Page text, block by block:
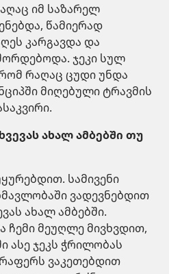
იმ საზარელ
წამიერად
კარგავდა და
ჯეკი სულ
რაღაც ცუდი უნდა
მიღებული ტრავმის
ახალ ამბებში თუ
სამივენი
ვადევნებდით
ახალ ამბებში.
ჩემი მეუღლე მივხვდით,
ასე ჯეკს ჭრილობას
ვაკეთებდით